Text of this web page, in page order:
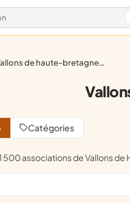
vallons de haute-bretagne communauté
Catégories
500 associations de Vallons